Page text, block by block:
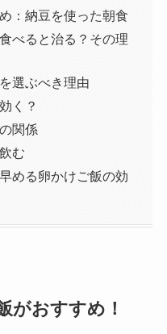
：納豆を使った朝食
べると治る？その理
選ぶべき理由
く？
関係
む
める卵かけご飯の効
がおすすめ！